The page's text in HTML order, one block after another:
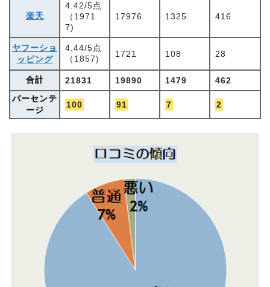
楽天
4.42/5点
（1971
7)
17976 1325 416
ヤフーショ
ッピング
4.44/5点
（1857)
1721 108 28
合計 21831 19890 1479
462
パーセンテ
ージ
100 91 7 2